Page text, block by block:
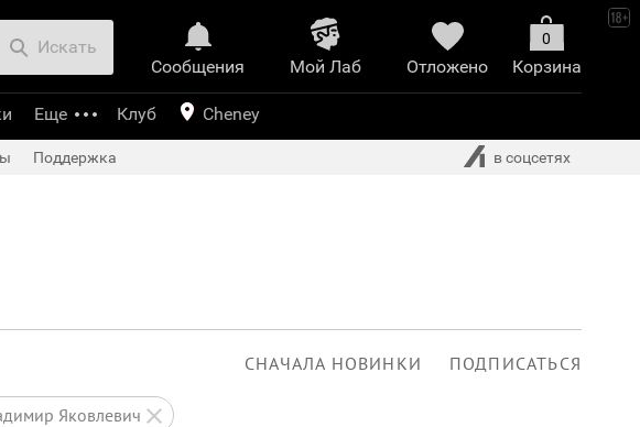
СНАЧАЛА НОВИНКИ ПОДПИСАТЬСЯ
Яковлевич
Сообщения
Mой Лаб​
иринт
Отложено
0
Корзина
Искать
Еще Клуб Cheney
Поддержка в соцсетях